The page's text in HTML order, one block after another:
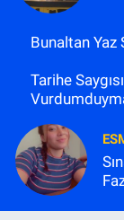
Bunaltan Yaz
Tarihe